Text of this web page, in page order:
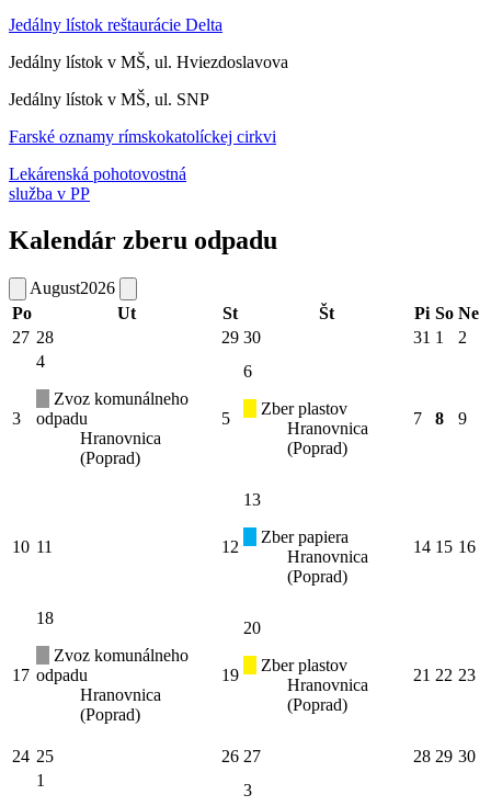
Jedálny lístok reštaurácie Delta
Jedálny lístok v MŠ, ul. Hviezdoslavova
Jedálny lístok v MŠ, ul. SNP
Farské oznamy rímskokatolíckej cirkvi
Lekárenská pohotovostná
služba v PP
Kalendár zberu odpadu
August2026
Po
Ut St Št Pi So Ne
27 28 29 30 31 1 2
3
4
Zvoz komunálneho
odpadu
Hranovnica
(Poprad)
5
6
Zber plastov
Hranovnica
(Poprad)
7 8 9
10 11 12
13
Zber papiera
Hranovnica
(Poprad)
14 15 16
17
18
Zvoz komunálneho
odpadu
Hranovnica
(Poprad)
19
20
Zber plastov
Hranovnica
(Poprad)
21 22 23
24 25 26 27 28 29 30
1
3